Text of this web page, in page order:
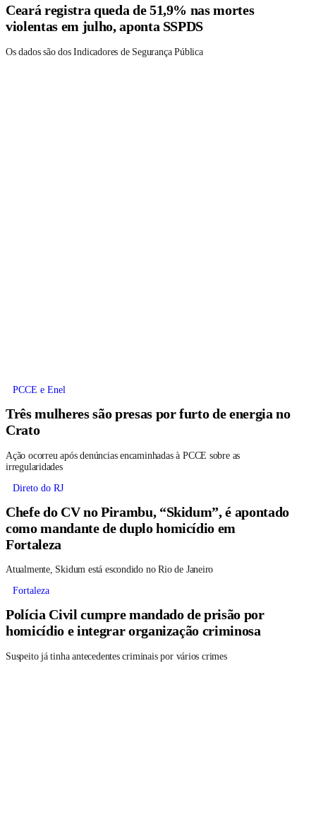
Ceará registra queda de 51,9% nas mortes
violentas em julho, aponta SSPDS
Os dados são dos Indicadores de Segurança Pública
PCCE e Enel
Três mulheres são presas por furto de energia no
Crato
Ação ocorreu após denúncias encaminhadas à PCCE sobre as
irregularidades
Direto do RJ
Chefe do CV no Pirambu, “Skidum”, é apontado
como mandante de duplo homicídio em
Fortaleza
Atualmente, Skidum está escondido no Rio de Janeiro
Fortaleza
Polícia Civil cumpre mandado de prisão por
homicídio e integrar organização criminosa
Suspeito já tinha antecedentes criminais por vários crimes